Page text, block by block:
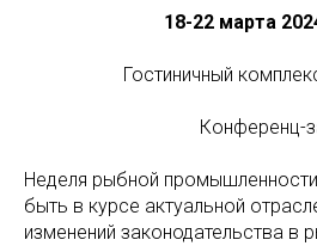
18-22 марта
Гостиничный
Конференц-
Неделя рыбной
быть в курсе актуальной
изменений законодательства в